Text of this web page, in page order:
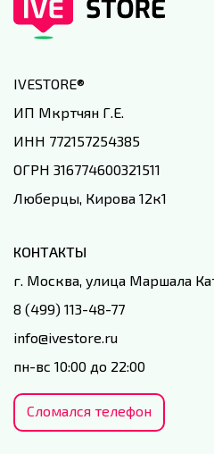
IVESTORE®
ИП Мкртчян Г.Е.
ИНН 772157254385
ОГРН 316774600321511
Люберцы, Кирова 12к1
КОНТАКТЫ
г. Москва, улица Маршала
8 (499) 113-48-77
info@ivestore.ru
пн-вс 10:00 до 22:00
Сломался телефон